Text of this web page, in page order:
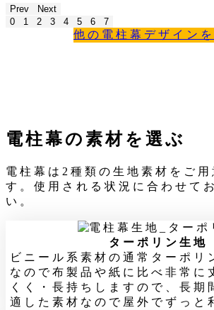
Prev
Next
0
1 2 3 4 5 6 7
他の電柱幕デザインを
電柱幕の素材を選ぶ
電柱幕は2種類の生地素材をご用
す。使用される状況に合わせて
い。
ターポリン生地
ビニール系素材の通常ターポリ
なので布製品や紙に比べ非常に
くく・長持ちしますので、長期
適した素材なので屋外でずっと